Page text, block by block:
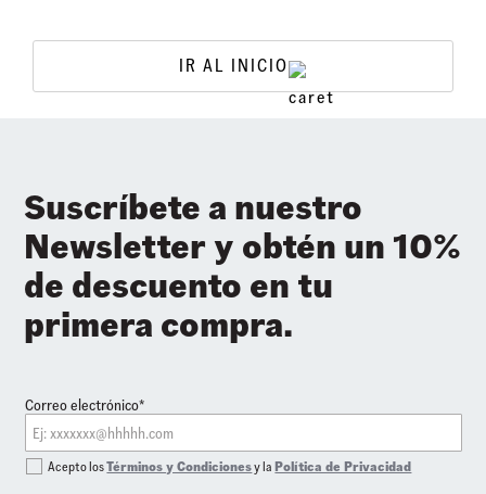
IR AL INICIO
Suscríbete a nuestro
Newsletter y obtén un 10%
de descuento en tu
primera compra.
Correo electrónico*
Acepto losTérminos y Condicionesy laPolítica de Privacidad